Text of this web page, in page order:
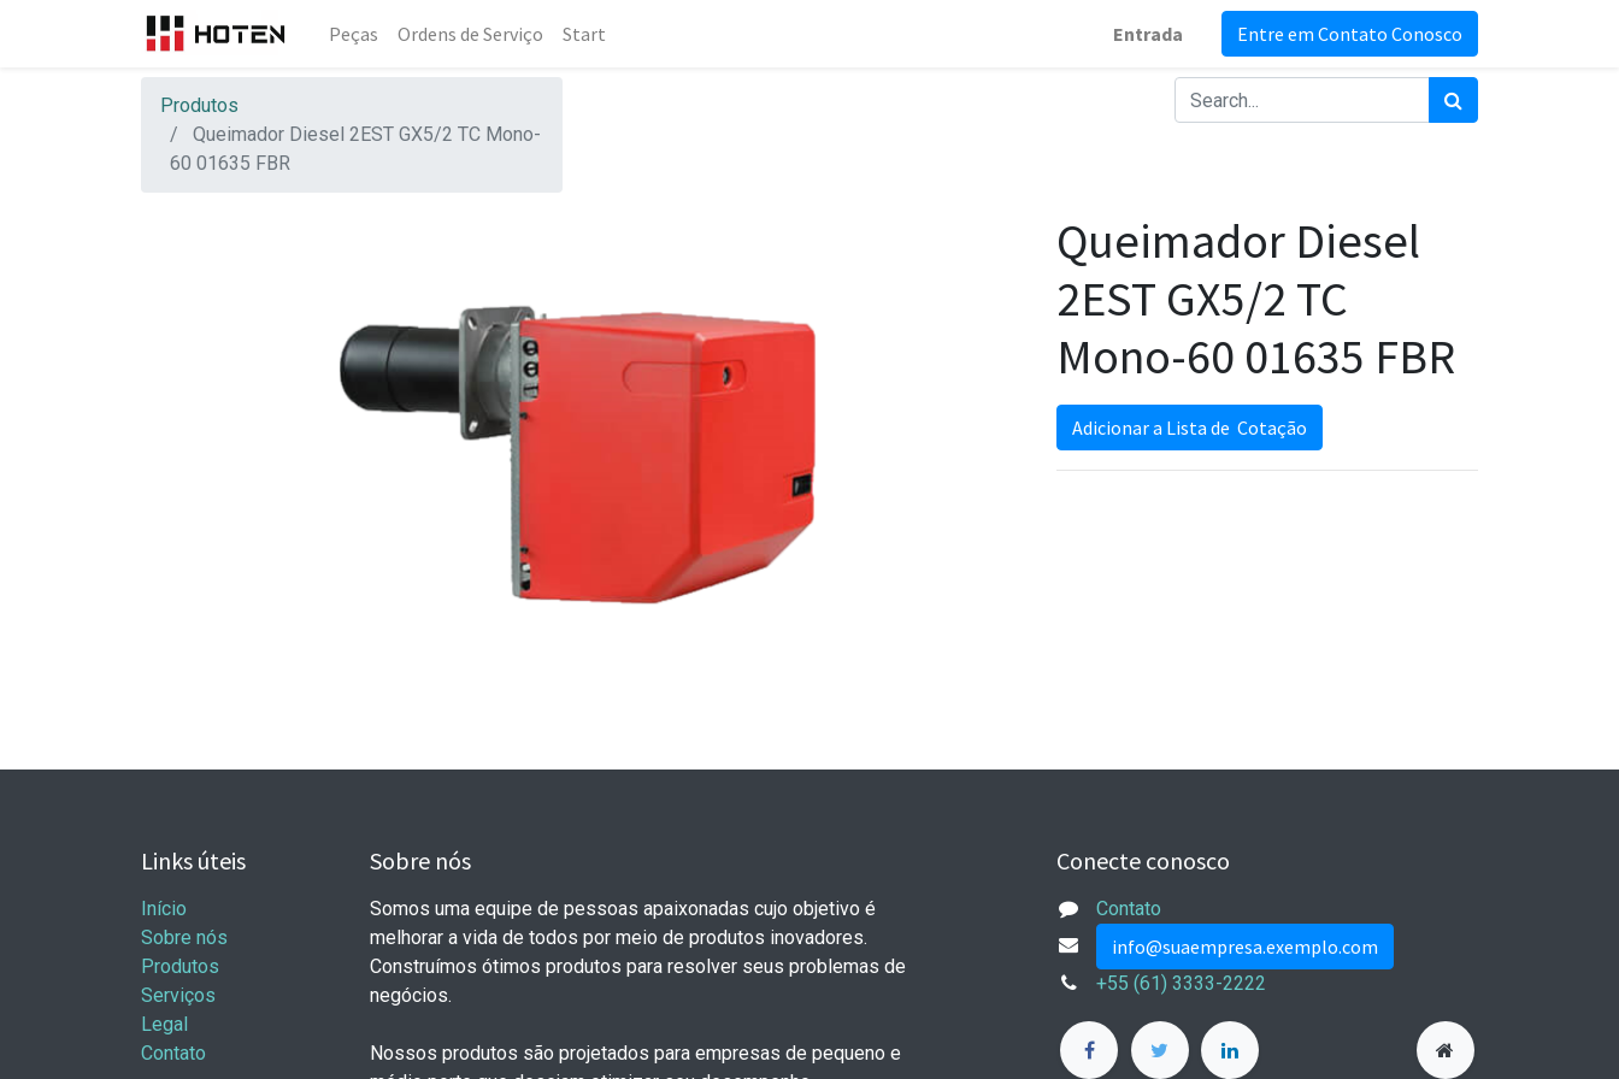
Peças Ordens de Serviço Start Entrada Entre em Contato Conosco
Produtos
Queimador Diesel 2EST GX5/2 TC Mono-
60 01635 FBR
Queimador Diesel
2EST GX5/2 TC
Mono-60 01635 FBR
Adicionar a Lista de Cotação
Links úteis
Início
Sobre nós
Produtos
Serviços
Legal
Contato
Sobre nós
Somos uma equipe de pessoas apaixonadas cujo objetivo é
melhorar a vida de todos por meio de produtos inovadores.
Construímos ótimos produtos para resolver seus problemas de
negócios.
Nossos produtos são projetados para empresas de pequeno e
Conecte conosco
Contato
info@suaempresa.exemplo.com
+55 (61) 3333-2222